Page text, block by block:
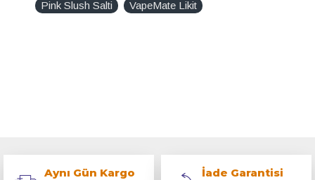
Pink Slush Salti
VapeMate Likit
Aynı Gün Kargo İade Garantisi